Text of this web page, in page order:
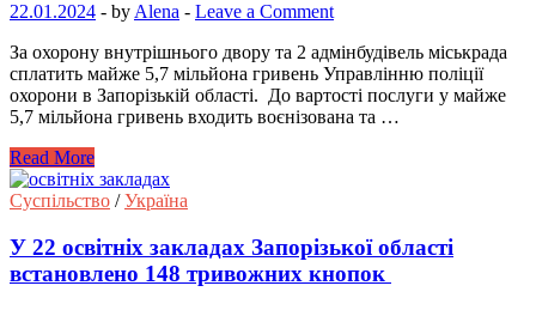
22.01.2024 - by Alena - Leave a Comment
За охорону внутрішнього двору та 2 адмінбудівель міськрада
сплатить майже 5,7 мільйона гривень Управлінню поліції
охорони в Запорізькій області. До вартості послуги у майже
5,7 мільйона гривень входить воєнізована та …
Read More
Суспільство /Україна
У 22 освітніх закладах Запорізької області
встановлено 148 тривожних кнопок